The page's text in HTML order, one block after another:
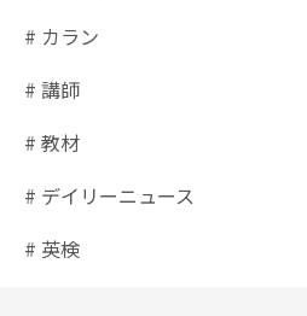
# カラン
# 講師
# 教材
# デイリーニュース
# 英検